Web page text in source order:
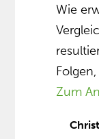
Wie
Zum